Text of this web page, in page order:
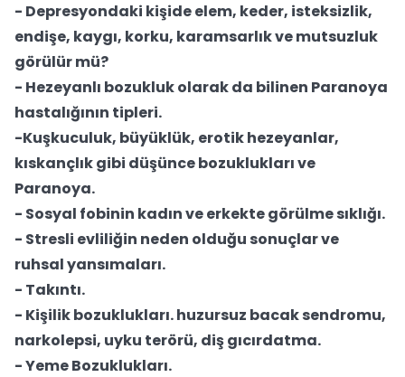
- Depresyondaki kişide elem, keder, isteksizlik,
endişe, kaygı, korku, karamsarlık ve mutsuzluk
görülür mü?
- Hezeyanlı bozukluk olarak da bilinen Paranoya
hastalığının tipleri.
-Kuşkuculuk, büyüklük, erotik hezeyanlar,
kıskançlık gibi düşünce bozuklukları ve
Paranoya.
- Sosyal fobinin kadın ve erkekte görülme sıklığı.
- Stresli evliliğin neden olduğu sonuçlar ve
ruhsal yansımaları.
- Takıntı.
- Kişilik bozuklukları. huzursuz bacak sendromu,
narkolepsi, uyku terörü, diş gıcırdatma.
- Yeme Bozuklukları.